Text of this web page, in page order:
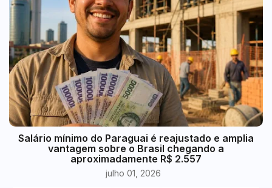
​Salário mínimo do Paraguai é reajustado e amplia
vantagem sobre o Brasil chegando a
aproximadamente R$ 2.557
julho 01, 2026